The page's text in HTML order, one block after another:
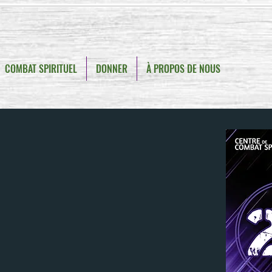
COMBAT SPIRITUEL DONNER À PROPOS DE NOUS